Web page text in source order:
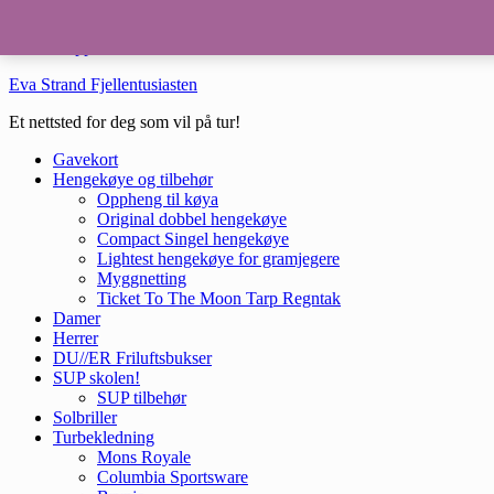
Eva Strand Fjellentusiasten
Et nettsted for deg som vil på tur!
Gavekort
Hengekøye og tilbehør
Oppheng til køya
Original dobbel hengekøye
Compact Singel hengekøye
Lightest hengekøye for gramjegere
Myggnetting
Ticket To The Moon Tarp Regntak
Damer
Herrer
DU//ER Friluftsbukser
SUP skolen!
SUP tilbehør
Solbriller
Turbekledning
Mons Royale
Columbia Sportsware